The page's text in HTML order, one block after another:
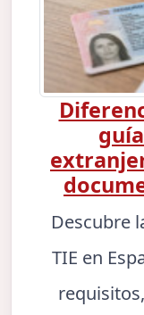
Descubre
TIE en